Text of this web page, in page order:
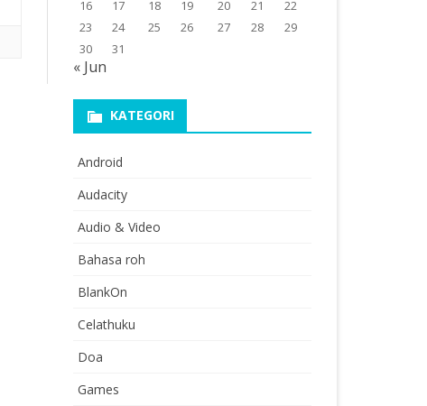
16
17 18 19 20 21
22
23
24 25 26 27 28
29
30
31
« Jun
KATEGORI
Android
Audacity
Audio & Video
Bahasa roh
BlankOn
Celathuku
Doa
Games